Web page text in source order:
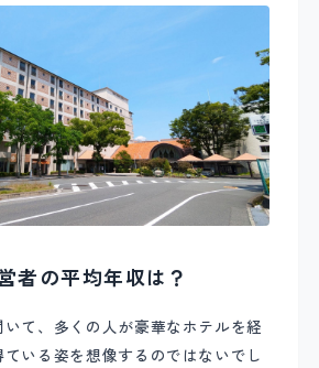
者の平均年収は？
て、多くの人が豪華なホテルを経
いる姿を想像するのではないでし